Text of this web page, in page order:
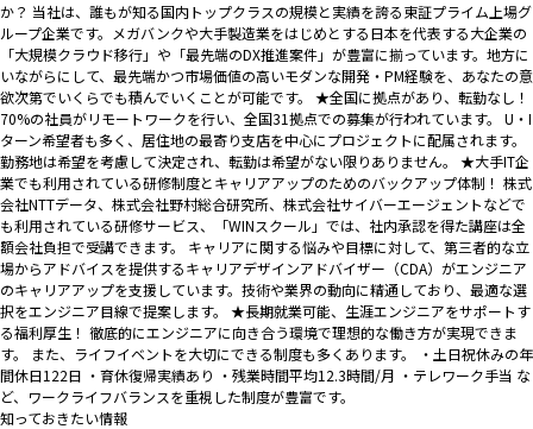
か？ 当社は、誰もが知る国内トップクラスの規模と実績を誇る東証プライム上場グ
ループ企業です。メガバンクや大手製造業をはじめとする日本を代表する大企業の
「大規模クラウド移行」や「最先端のDX推進案件」が豊富に揃っています。地方に
いながらにして、最先端かつ市場価値の高いモダンな開発・PM経験を、あなたの意
欲次第でいくらでも積んでいくことが可能です。 ★全国に拠点があり、転勤なし！
70%の社員がリモートワークを行い、全国31拠点での募集が行われています。 U・I
ターン希望者も多く、居住地の最寄り支店を中心にプロジェクトに配属されます。
勤務地は希望を考慮して決定され、転勤は希望がない限りありません。 ★大手IT企
業でも利用されている研修制度とキャリアアップのためのバックアップ体制！ 株式
会社NTTデータ、株式会社野村総合研究所、株式会社サイバーエージェントなどで
も利用されている研修サービス、「WINスクール」では、社内承認を得た講座は全
額会社負担で受講できます。 キャリアに関する悩みや目標に対して、第三者的な立
場からアドバイスを提供するキャリアデザインアドバイザー（CDA）がエンジニア
のキャリアアップを支援しています。技術や業界の動向に精通しており、最適な選
択をエンジニア目線で提案します。 ★長期就業可能、生涯エンジニアをサポートす
る福利厚生！ 徹底的にエンジニアに向き合う環境で理想的な働き方が実現できま
す。 また、ライフイベントを大切にできる制度も多くあります。 ・土日祝休みの年
間休日122日 ・育休復帰実績あり ・残業時間平均12.3時間/月 ・テレワーク手当 な
ど、ワークライフバランスを重視した制度が豊富です。
知っておきたい情報